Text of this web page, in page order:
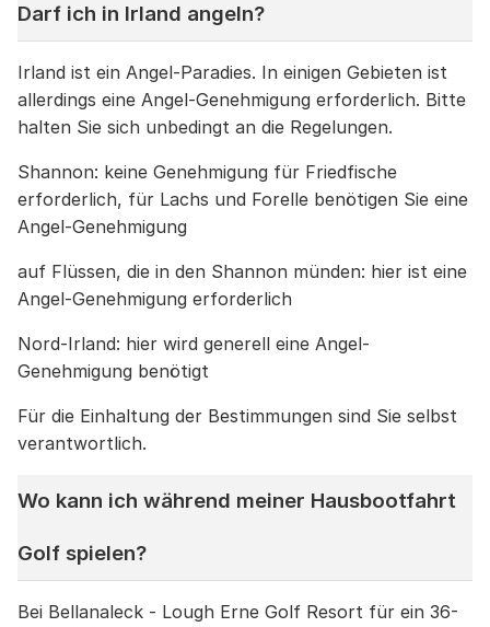
Darf ich in Irland angeln?
Irland ist ein Angel-Paradies. In einigen Gebieten ist
allerdings eine Angel-Genehmigung erforderlich. Bitte
halten Sie sich unbedingt an die Regelungen.
Shannon: keine Genehmigung für Friedfische
erforderlich, für Lachs und Forelle benötigen Sie eine
Angel-Genehmigung
auf Flüssen, die in den Shannon münden: hier ist eine
Angel-Genehmigung erforderlich
Nord-Irland: hier wird generell eine Angel-
Genehmigung benötigt
Für die Einhaltung der Bestimmungen sind Sie selbst
verantwortlich.
Wo kann ich während meiner Hausbootfahrt
Golf spielen?
Bei Bellanaleck - Lough Erne Golf Resort für ein 36-